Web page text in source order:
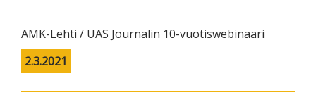
AMK-Lehti / UAS Journalin 10-vuotiswebinaari
2.3.2021